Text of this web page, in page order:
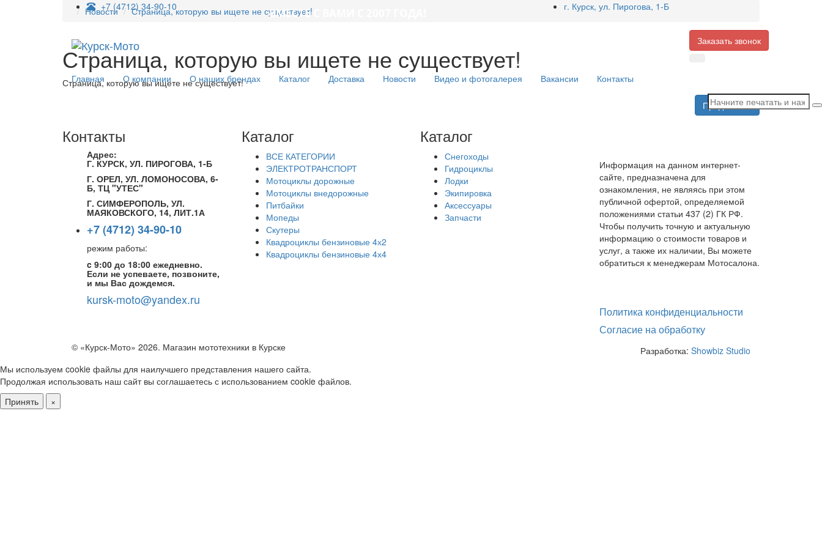
+7 (4712) 34-90-10 ВМЕСТЕ С ВАМИ С 2007 ГОДА! г. Курск, ул. Пирогова, 1-Б
Заказать звонок
Главная О компании О наших брендах Каталог Доставка Новости Видео и фотогалерея Вакансии Контакты
Новости Страница, которую вы ищете не существует!
Страница, которую вы ищете не существует!
Страница, которую вы ищете не существует!
Продолжить
Контакты
Адрес:
Г. КУРСК, УЛ. ПИРОГОВА, 1-Б
Г. ОРЕЛ, УЛ. ЛОМОНОСОВА, 6-
Б, ТЦ "УТЕС"
Г. СИМФЕРОПОЛЬ, УЛ.
МАЯКОВСКОГО, 14, ЛИТ.1А
+7 (4712) 34-90-10
режим работы:
c 9:00 до 18:00 ежедневно.
Если не успеваете, позвоните,
и мы Вас дождемся.
kursk-moto@yandex.ru
Каталог
ВСЕ КАТЕГОРИИ
ЭЛЕКТРОТРАНСПОРТ
Мотоциклы дорожные
Мотоциклы внедорожные
Питбайки
Мопеды
Скутеры
Квадроциклы бензиновые 4х2
Квадроциклы бензиновые 4х4
Каталог
Снегоходы
Гидроциклы
Лодки
Экипировка
Аксессуары
Запчасти
Информация на данном интернет-
сайте, предназначена для
ознакомления, не являясь при этом
публичной офертой, определяемой
положениями статьи 437 (2) ГК РФ.
Чтобы получить точную и актуальную
информацию о стоимости товаров и
услуг, а также их наличии, Вы можете
обратиться к менеджерам Мотосалона.
Политика конфиденциальности
Согласие на обработку
© «Курск-Мото» 2026. Магазин мототехники в Курске Разработка: Showbiz Studio
Мы используем cookie файлы для наилучшего представления нашего сайта.
Продолжая использовать наш сайт вы соглашаетесь с использованием cookie файлов.
Принять
×